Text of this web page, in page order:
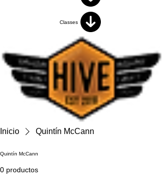
Classes
Inicio Quintín McCann
Quintín McCann
0 productos